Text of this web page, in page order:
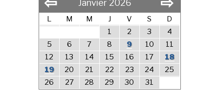
Janvier 2026
L M M J V S
D
1
2 3
4
5
6 7 8 9 10
11
12
13 14 15 16 17
18
19
20 21 22 23 24
25
26
27 28 29 30 31